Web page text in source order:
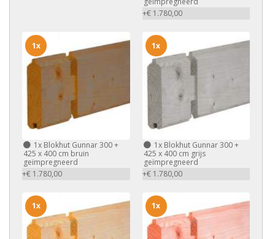
+€ 1.780,00
1x Blokhut Gunnar 300 +
425 x 400 cm bruin
geïmpregneerd
+€ 1.780,00
1x
1xBlokhut Gunnar 300 +
425 x 400 cm grijs
geïmpregneerd
+€ 1.780,00
1x
1x 1x